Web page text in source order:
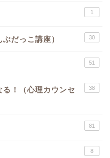
1
だっこ講座） 30
51
！（心理カウンセ
38
81
8